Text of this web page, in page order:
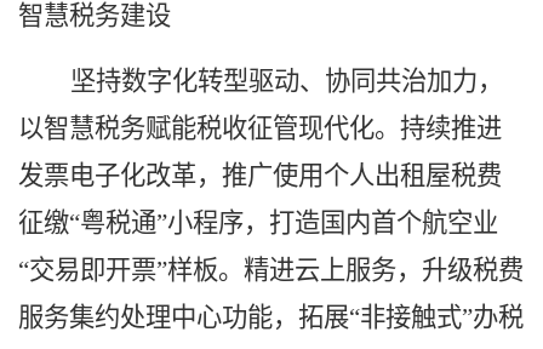
智慧税务建设
坚持数字化转型驱动、协同共治加力，
以智慧税务赋能税收征管现代化。持续推进
发票电子化改革， 推广使用个人出租屋税费
征缴“粤税通”小程序，打造国内首个航空业
“交易即开票”样板。 精进云上服务，升级税费
服务集约处理中心功能，拓展“非接触式”办税